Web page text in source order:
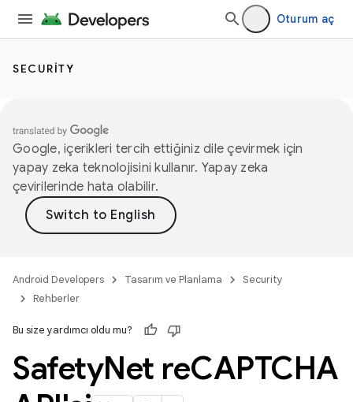
Oturum aç
SECURITY
Google, içerikleri tercih ettiğiniz dile çevirmek için
yapay zeka teknolojisini kullanır. Yapay zeka
çevirilerinde hata olabilir.
Android Developers Tasarım ve Planlama
Security
Rehberler
Bu size yardımcı oldu mu?
SafetyNet reCAPTCHA